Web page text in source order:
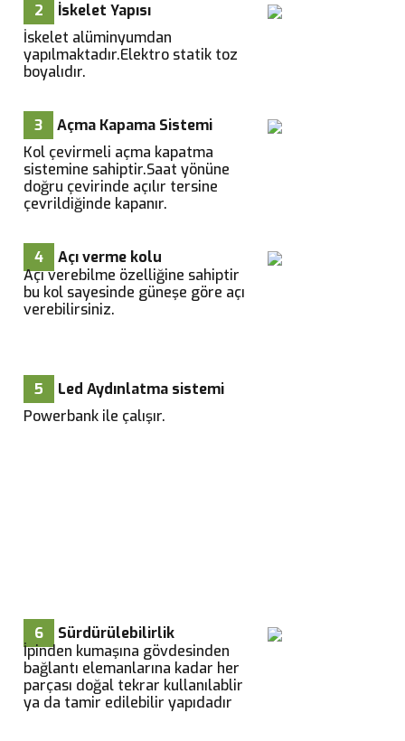
2
İskelet Yapısı
İskelet alüminyumdan
yapılmaktadır.Elektro statik toz
boyalıdır.
3
Açma Kapama Sistemi
Kol çevirmeli açma kapatma
sistemine sahiptir.Saat yönüne
doğru çevirinde açılır tersine
çevrildiğinde kapanır.
4
Açı verme kolu
Açı verebilme özelliğine sahiptir
bu kol sayesinde güneşe göre açı
verebilirsiniz.
5
Led Aydınlatma sistemi
Powerbank ile çalışır.
6
Sürdürülebilirlik
İpinden kumaşına gövdesinden
bağlantı elemanlarına kadar her
parçası doğal tekrar kullanılablir
ya da tamir edilebilir yapıdadır